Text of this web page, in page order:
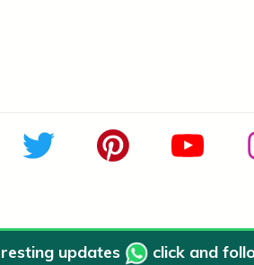
updates click and